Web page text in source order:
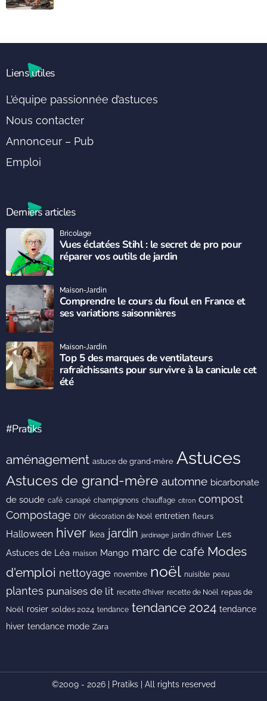
Liens utiles
L’équipe passionnée d’astuces
Nous contacter
Annonceur – Pub
Emploi
Derniers articles
Vues éclatées Stihl : le secret de pro pour
réparer vos outils de jardin
Bricolage
Comprendre le cours du fioul en France et
ses variations saisonnières
Maison-Jardin
Top 5 des marques de ventilateurs
rafraîchissants pour survivre à la canicule cet
été
Maison-Jardin
#Pratiks
aménagement astuce de grand-mère Astuces
Astuces de grand-mère automne bicarbonate
de soude café canapé champignons chauffage citron compost
Compostage DIY décoration de Noël entretien fleurs
Halloween hiver Ikea jardin jardinage jardin d'hiver Les
Astuces de Léa maison Mango marc de café Modes
d'emploi nettoyage novembre noël nuisible peau
plantes punaises de lit recette d'hiver recette de Noël repas de
Noël rosier soldes 2024 tendance tendance 2024 tendance
hiver tendance mode Zara
©2009 - 2026 | Pratiks | All rights reserved